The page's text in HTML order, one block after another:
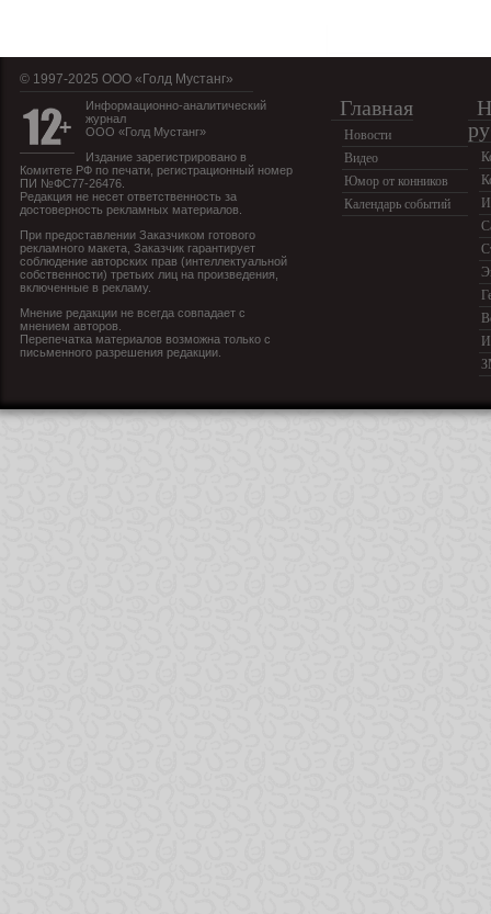
© 1997-2025 OOO «Голд Мустанг»
Информационно-аналитический
журнал
ООО «Голд Мустанг»
Издание зарегистрировано в
Комитете РФ по печати, регистрационный номер
ПИ №ФС77-26476.
Редакция не несет ответственность за
достоверность рекламных материалов.
При предоставлении Заказчиком готового
рекламного макета, Заказчик гарантирует
соблюдение авторских прав (интеллектуальной
собственности) третьих лиц на произведения,
включенные в рекламу.
Мнение редакции не всегда совпадает с
мнением авторов.
Перепечатка материалов возможна только с
письменного разрешения редакции.
Главная
Новости
Видео
Юмор от конников
Календарь событий